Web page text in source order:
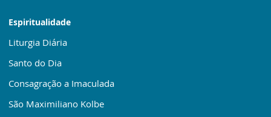
Espiritualidade
Liturgia Diária
Santo do Dia
Consagração a Imaculada
São Maximiliano Kolbe